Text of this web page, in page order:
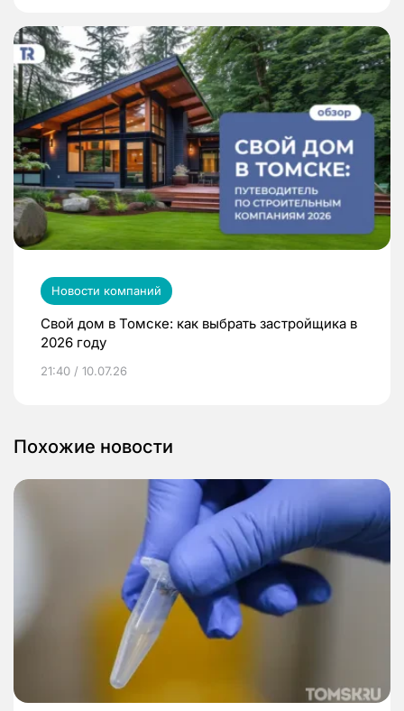
Новости компаний
Свой дом в Томске: как выбрать застройщика в
2026 году
21:40 / 10.07.26
Похожие новости